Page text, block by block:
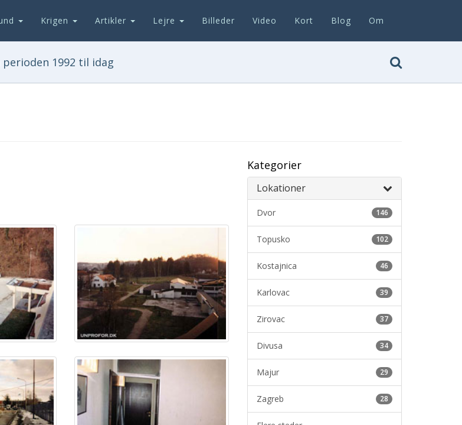
Krigen Artikler Lejre Billeder Video Kort Blog Om
perioden 1992 til idag
Kategorier
Lokationer
146
Dvor
102
Topusko
46
Kostajnica
39
Karlovac
37
Zirovac
34
Divusa
29
Majur
28
Zagreb